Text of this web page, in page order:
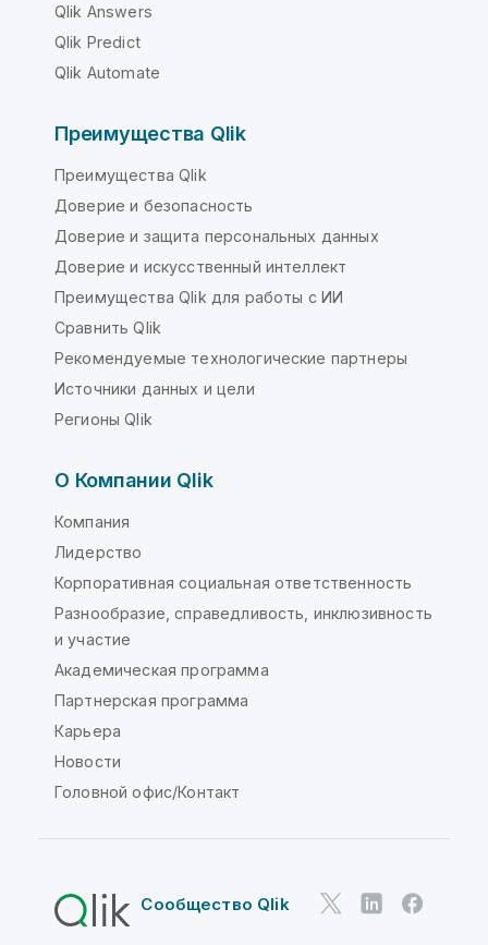
Qlik Answers
Qlik Predict
Qlik Automate
Преимущества Qlik
Преимущества Qlik
Доверие и безопасность
Доверие и защита персональных данных
Доверие и искусственный интеллект
Преимущества Qlik для работы с ИИ
Сравнить Qlik
Рекомендуемые технологические партнеры
Источники данных и цели
Регионы Qlik
О Компании Qlik
Компания
Лидерство
Корпоративная социальная ответственность
Разнообразие, справедливость, инклюзивность
и участие
Академическая программа
Партнерская программа
Карьера
Новости
Головной офис/Контакт
Сообщество Qlik